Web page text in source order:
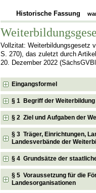
Historische Fassung
Vollzitat: Weiterbildungsgesetz
S. 270), das zuletzt durch
20. Dezember 2022
Eingangsformel
§ 1 Begriff der Weiterbildung
§ 2 Ziel und Aufgaben der
§ 3 Träger, Einrichtungen,
Landesverbände der
§ 4 Grundsätze der
§ 5 Voraussetzung für die
Landesorganisationen